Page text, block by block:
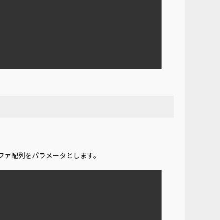
配列をパラメータとします。